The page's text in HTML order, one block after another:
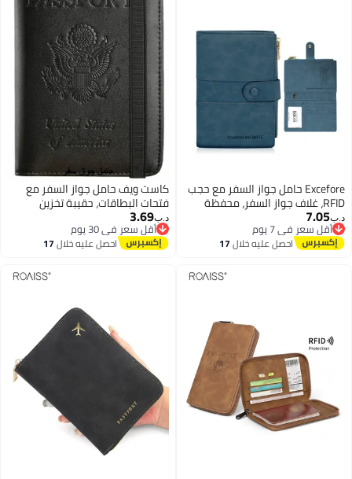
Excefore حامل جواز السفر مع حجب
RFID، غلاف جواز السفر، محفظة
وبطاقات الائتمان، محفظة بطاقات
سفر كبيرة قابلة للطي مع سحاب
د.ب‏7.05
أقل سعر في 7 يوم
أقل سعر في 7 يوماحصل عليه خلال17
كاست ويف حامل جواز السفر مع
فتحات البطاقات، حقيبة تخزين
شهادات الطائرات الإبداعية
د.ب‏3.69
أقل سعر في 30 يوم
أقل سعر في 30 يوماحصل عليه خلال17